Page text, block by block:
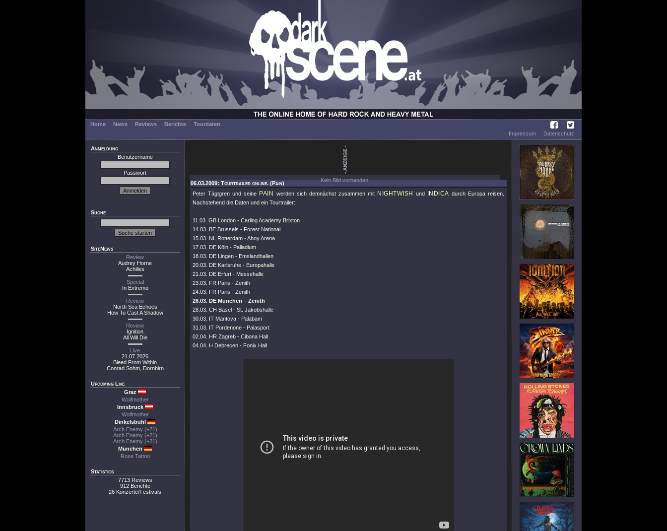
Home News Reviews Berichte
Tourdaten
Impressum
Datenschutz
Anmeldung
Benutzername
Passwort
Suche
SiteNews
Review
Audrey Horne
Achilles
Special
In Extremo
Review
North Sea Echoes
How To Cast A Shadow
Review
Ignition
All Will Die
Live
21.07.2026
Bleed From Within
Conrad Sohm, Dornbirn
Upcoming Live
Graz
Wolfmother
Innsbruck
Wolfmother
Dinkelsbühl
Arch Enemy (+21)
Arch Enemy (+21)
Arch Enemy (+21)
München
Rose Tattoo
Statistics
7713 Reviews
912 Berichte
26 Konzerte/Festivals
Kein Bild vorhanden.
06.03.2009: Tourtrailer online. (Pain)
Peter Tägtgren und seine PAIN werden sich demnächst zusammen mit NIGHTWISH und INDICA durch Europa reisen.
Nachstehend die Daten und ein Tourtrailer:
11.03. GB London - Carling Academy Brixton
14.03. BE Brussels - Forest National
15.03. NL Rotterdam - Ahoy Arena
17.03. DE Köln - Palladium
18.03. DE Lingen - Emslandhallen
20.03. DE Karlsruhe - Europahalle
21.03. DE Erfurt - Messehalle
23.03. FR Paris - Zenith
24.03. FR Paris - Zenith
26.03. DE München – Zenith
28.03. CH Basel - St. Jakobshalle
30.03. IT Mantova - Palabam
31.03. IT Pordenone - Palasport
02.04. HR Zagreb - Cibona Hall
04.04. H Debrecen - Fonix Hall